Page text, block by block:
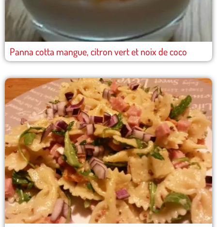
Panna cotta mangue, citron vert et noix de coco